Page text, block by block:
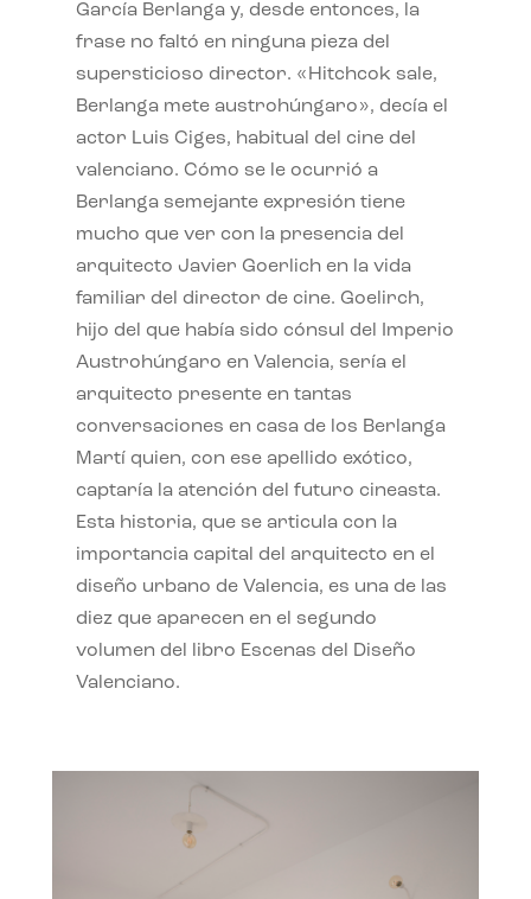
García Berlanga y, desde entonces, la
frase no faltó en ninguna pieza del
supersticioso director. «Hitchcok sale,
Berlanga mete austrohúngaro», decía el
actor Luis Ciges, habitual del cine del
valenciano. Cómo se le ocurrió a
Berlanga semejante expresión tiene
mucho que ver con la presencia del
arquitecto Javier Goerlich en la vida
familiar del director de cine. Goelirch,
hijo del que había sido cónsul del Imperio
Austrohúngaro en Valencia, sería el
arquitecto presente en tantas
conversaciones en casa de los Berlanga
Martí quien, con ese apellido exótico,
captaría la atención del futuro cineasta.
Esta historia, que se articula con la
importancia capital del arquitecto en el
diseño urbano de Valencia, es una de las
diez que aparecen en el segundo
volumen del libro Escenas del Diseño
Valenciano.